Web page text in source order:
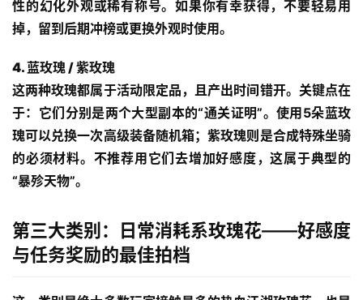
页
热
门
文
章
门
手
登录
性的幻化外观或稀有称号。如果你有幸获得，不要轻易用
掉，留到后期冲榜或更换外观时使用。
4. 蓝玫瑰 / 紫玫瑰
这两种玫瑰都属于活动限定品，且产出时间错开。关键点在
于：它们分别是两个大型副本的“通关证明”。使用5朵蓝玫
瑰可以兑换一次高级装备随机箱；紫玫瑰则是合成特殊坐骑
的必须材料。不推荐用它们去增加好感度，这属于典型的
“暴殄天物”。
第三大类别：日常消耗系玫瑰花——好感度
与任务奖励的最佳拍档